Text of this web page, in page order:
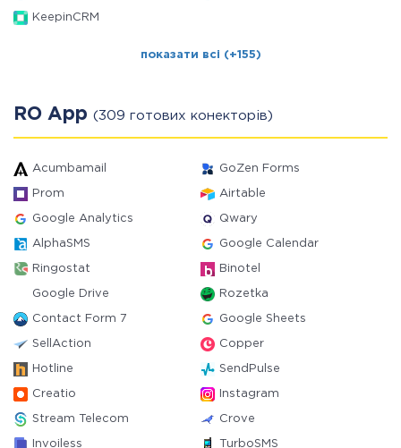
KeepinCRM
показати всі (+155)
RO App (309 готових конекторів)
Acumbamail GoZen Forms
Prom Airtable
Google Analytics Qwary
AlphaSMS Google Calendar
Ringostat Binotel
Google Drive Rozetka
Contact Form 7 Google Sheets
SellAction Copper
Hotline SendPulse
Creatio Instagram
Stream Telecom Crove
Invoiless TurboSMS